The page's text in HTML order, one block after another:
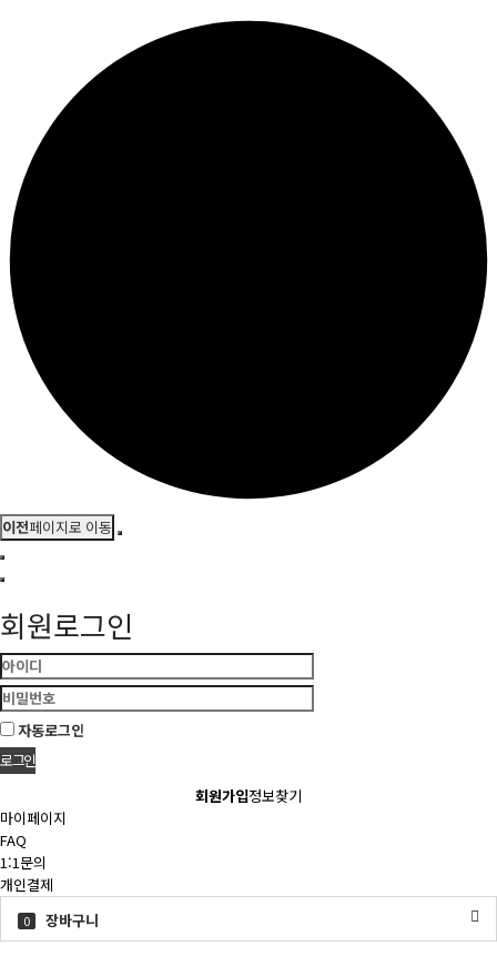
이전페이지로 이동
회원로그인
자동로그인
회원가입정보찾기
마이페이지
FAQ
1:1문의
개인결제
0 장바구니